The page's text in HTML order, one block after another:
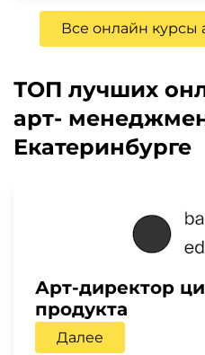
Все онлайн курсы
ТОП лучших
арт-
Екатеринбурге
Арт-директор
продукта
Далее